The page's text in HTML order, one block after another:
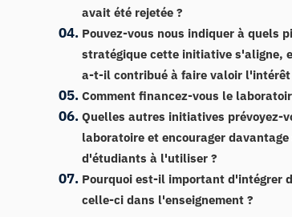
avait été rejetée ?
Pouvez-vous nous indiquer à quels
stratégique cette initiative s'aligne,
a-t-il contribué à faire valoir l'intérêt
Comment financez-vous le
Quelles autres initiatives prévoyez-
laboratoire et encourager
d'étudiants à l'utiliser ?
Pourquoi est-il important d'intégrer
celle-ci dans l'enseignement ?